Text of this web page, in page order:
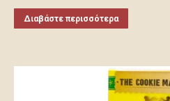
Διαβάστε περισσότερα